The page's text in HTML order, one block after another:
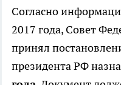
Согласно
2017 года, Совет
принял
президента РФ